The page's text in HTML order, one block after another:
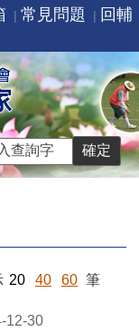
常見問題
回輔
20 40 60 筆
12-30